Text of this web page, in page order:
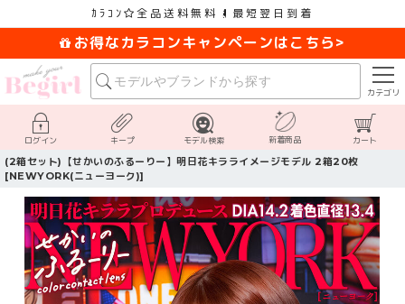
ｶﾗｺﾝ 全品送料無料 最短翌日到着
お得なカラコンキャンペーンはこちら>
カテゴリ
ログイン キープ モデル検索 新着商品 カート
(2箱セット)【せかいのふるーりー】明日花キラライメージモデル 2箱20枚
[NEWYORK(ニューヨーク)]